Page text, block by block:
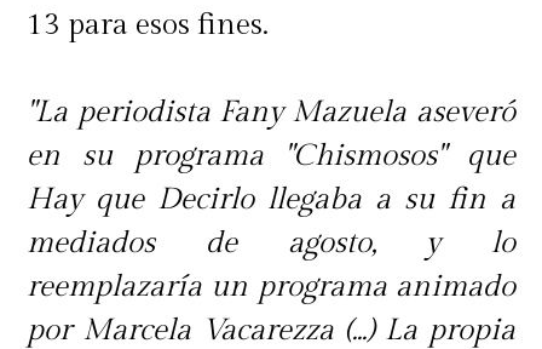
13 para esos fines.
"La periodista Fany Mazuela aseveró
en su programa "Chismosos" que
Hay que Decirlo llegaba a su fin a
mediados de agosto, y lo
reemplazaría un programa animado
por Marcela Vacarezza (...) La propia